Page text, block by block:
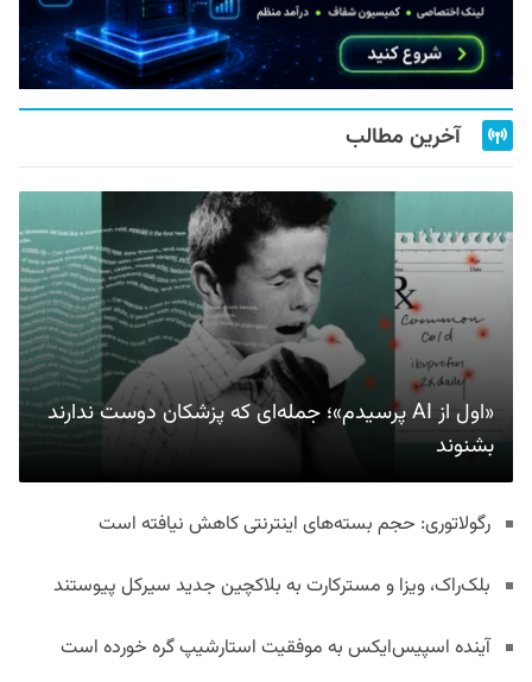
آخرین مطالب
«اول از AI پرسیدم»؛ جمله‌ای که پزشکان دوست ندارند
بشنوند
رگولاتوری: حجم بسته‌های اینترنتی کاهش نیافته است
بلک‌راک، ویزا و مسترکارت به بلاکچین جدید سیرکل پیوستند
آینده اسپیس‌ایکس به موفقیت استارشیپ گره خورده است